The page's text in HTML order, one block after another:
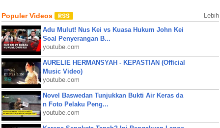
Populer Videos Lebih
Adu Mulut! Nus Kei vs Kuasa Hukum John Kei
Soal Penyerangan B...
youtube.com
AURELIE HERMANSYAH - KEPASTIAN (Official
Music Video)
youtube.com
Novel Baswedan Tunjukkan Bukti Air Keras da
n Foto Pelaku Peng...
youtube.com